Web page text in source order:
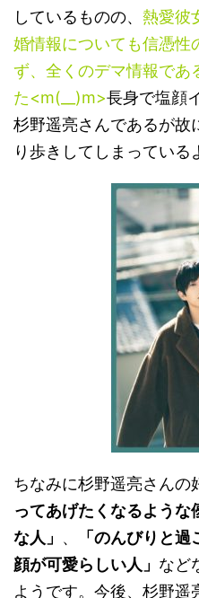
しているものの、 熱愛彼
婚情報についても信憑性
ず、全くのデマ情報であ
た<m(__)m>長身で塩顔
杉野遥亮さんであるが故
り歩きしてしまっている
ちなみに杉野遥亮さんの
ってあげたくなるような
な人」 、 「のんびりと過
顔が可愛らしい人」 など
ようです。今後、杉野